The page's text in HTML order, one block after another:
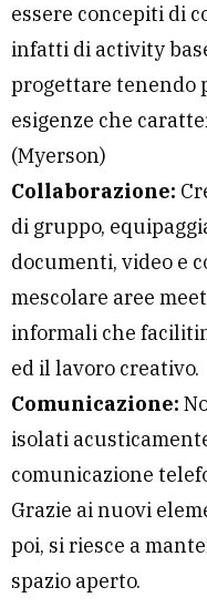
essere concepiti di
infatti di activity
progettare tenendo
esigenze che
(Myerson)
Collaborazione:
di gruppo,
documenti, video e
mescolare aree
informali che
ed il lavoro creativo.
Comunicazione:
isolati
comunicazione
Grazie ai nuovi
poi, si riesce a
spazio aperto.